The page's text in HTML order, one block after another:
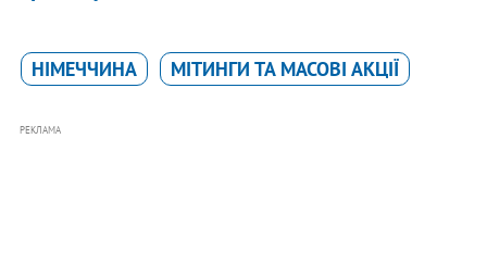
НІМЕЧЧИНА МІТИНГИ ТА МАСОВІ АКЦІЇ
РЕКЛАМА